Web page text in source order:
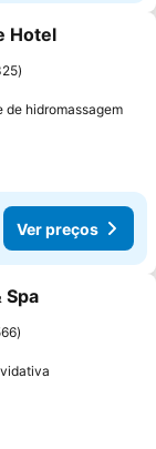
favoritos
Hotel
de hidromassagemVer
Ver preços
favoritos
Spa